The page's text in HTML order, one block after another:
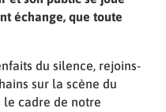
échange, que toute
du silence, rejoins-
sur la scène du
le cadre de notre